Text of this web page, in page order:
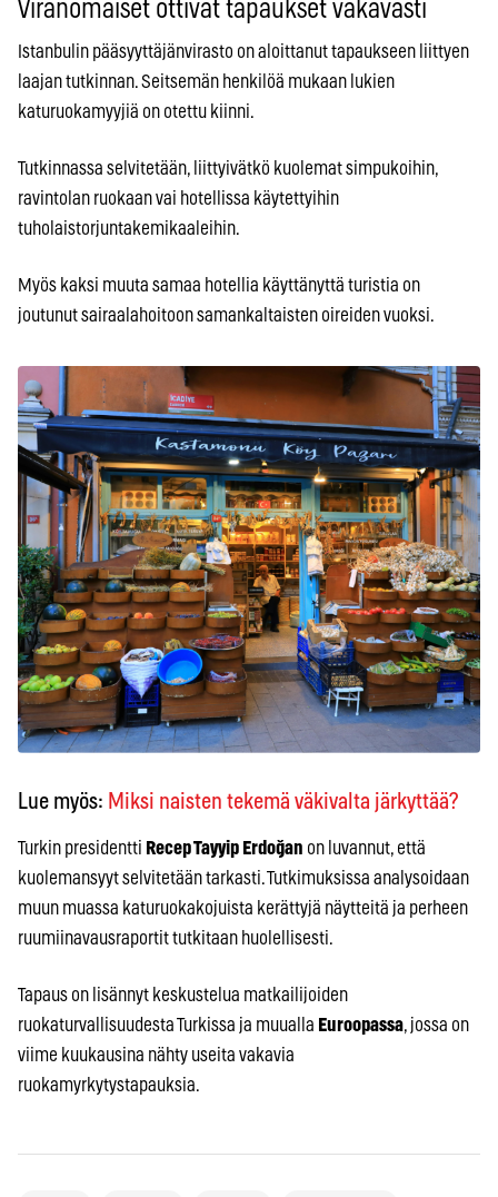
Viranomaiset ottivat tapaukset vakavasti
Istanbulin pääsyyttäjänvirasto on aloittanut tapaukseen liittyen
laajan tutkinnan. Seitsemän henkilöä mukaan lukien
katuruokamyyjiä on otettu kiinni.
Tutkinnassa selvitetään, liittyivätkö kuolemat simpukoihin,
ravintolan ruokaan vai hotellissa käytettyihin
tuholaistorjuntakemikaaleihin.
Myös kaksi muuta samaa hotellia käyttänyttä turistia on
joutunut sairaalahoitoon samankaltaisten oireiden vuoksi.
Lue myös: Miksi naisten tekemä väkivalta järkyttää?
Turkin presidentti Recep Tayyip Erdoğan on luvannut, että
kuolemansyyt selvitetään tarkasti. Tutkimuksissa analysoidaan
muun muassa katuruokakojuista kerättyjä näytteitä ja perheen
ruumiinavausraportit tutkitaan huolellisesti.
Tapaus on lisännyt keskustelua matkailijoiden
ruokaturvallisuudesta Turkissa ja muualla Euroopassa, jossa on
viime kuukausina nähty useita vakavia
ruokamyrkytystapauksia.